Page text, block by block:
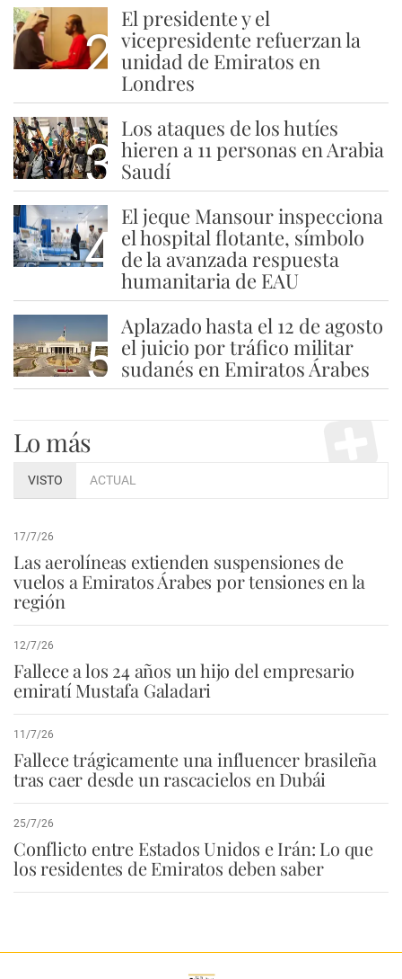
2
El presidente y el
vicepresidente refuerzan la
unidad de Emiratos en
Londres
3
Los ataques de los hutíes
hieren a 11 personas en Arabia
Saudí
4
El jeque Mansour inspecciona
el hospital flotante, símbolo
de la avanzada respuesta
humanitaria de EAU
5
Aplazado hasta el 12 de agosto
el juicio por tráfico militar
sudanés en Emiratos Árabes
Lo más
VISTO ACTUAL
17/7/26
Las aerolíneas extienden suspensiones de
vuelos a Emiratos Árabes por tensiones en la
región
12/7/26
Fallece a los 24 años un hijo del empresario
emiratí Mustafa Galadari
11/7/26
Fallece trágicamente una influencer brasileña
tras caer desde un rascacielos en Dubái
25/7/26
Conflicto entre Estados Unidos e Irán: Lo que
los residentes de Emiratos deben saber